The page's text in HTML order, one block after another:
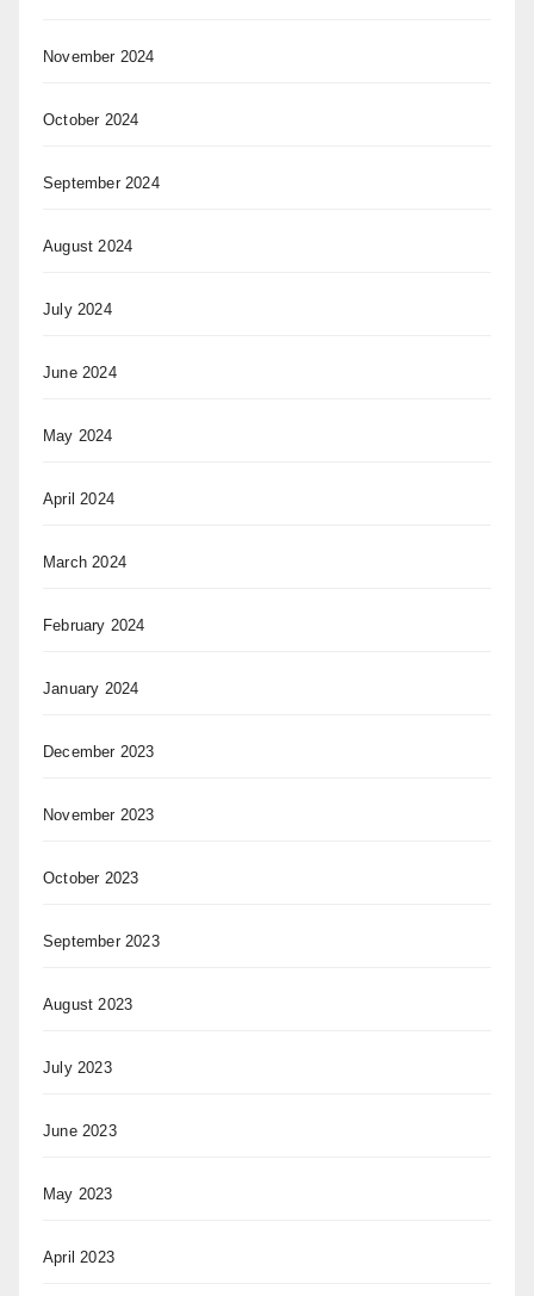
November 2024
October 2024
September 2024
August 2024
July 2024
June 2024
May 2024
April 2024
March 2024
February 2024
January 2024
December 2023
November 2023
October 2023
September 2023
August 2023
July 2023
June 2023
May 2023
April 2023